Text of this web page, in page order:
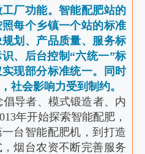
厂功能。智能配肥站的
每个乡镇一个站的标准
划、产品质量、服务标
、后台控制“六统一”标
现部分标准统一。同时
社会影响力受到制约。
导者、模式锻造者、内
年开始探索智能配肥，
台智能配肥机，到打造
烟台农资不断完善服务